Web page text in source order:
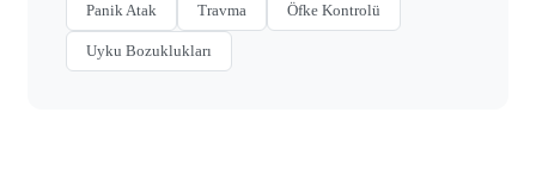
Panik Atak Travma Öfke Kontrolü
Uyku Bozuklukları